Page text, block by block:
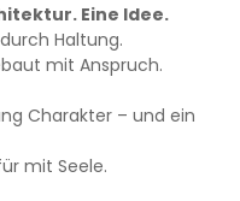
Eine Idee.
Haltung.
mit Anspruch.
Charakter – und ein
mit Seele.